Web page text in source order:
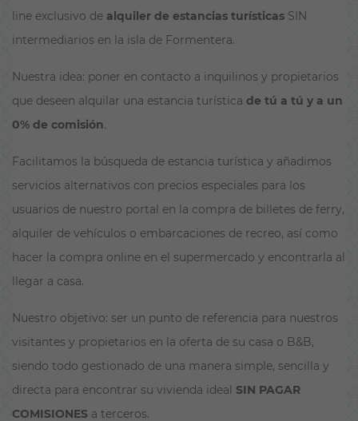
line exclusivo de alquiler de estancias turísticas SIN
intermediarios en la isla de Formentera.
Nuestra idea: poner en contacto a inquilinos y propietarios
que deseen alquilar una estancia turística de tú a tú y a un
0% de comisión.
Facilitamos la búsqueda de estancia turística y añadimos
servicios alternativos con precios especiales para los
usuarios de nuestro portal en la compra de billetes de ferry,
alquiler de vehículos o embarcaciones de recreo, así como
hacer la compra online en el supermercado y encontrarla al
llegar a casa.
Nuestro objetivo: ser un punto de referencia para nuestros
visitantes y propietarios en la oferta de su casa o B&B,
siendo todo gestionado de una manera simple, sencilla y
directa para encontrar su vivienda ideal SIN PAGAR
COMISIONES a terceros.